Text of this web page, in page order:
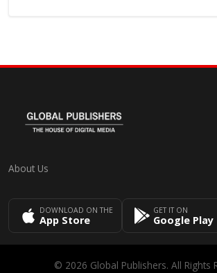
About Us
DOWNLOAD ON THE
App Store
GET IT ON
Google Play
© 2026 Global Publishers. All Rights